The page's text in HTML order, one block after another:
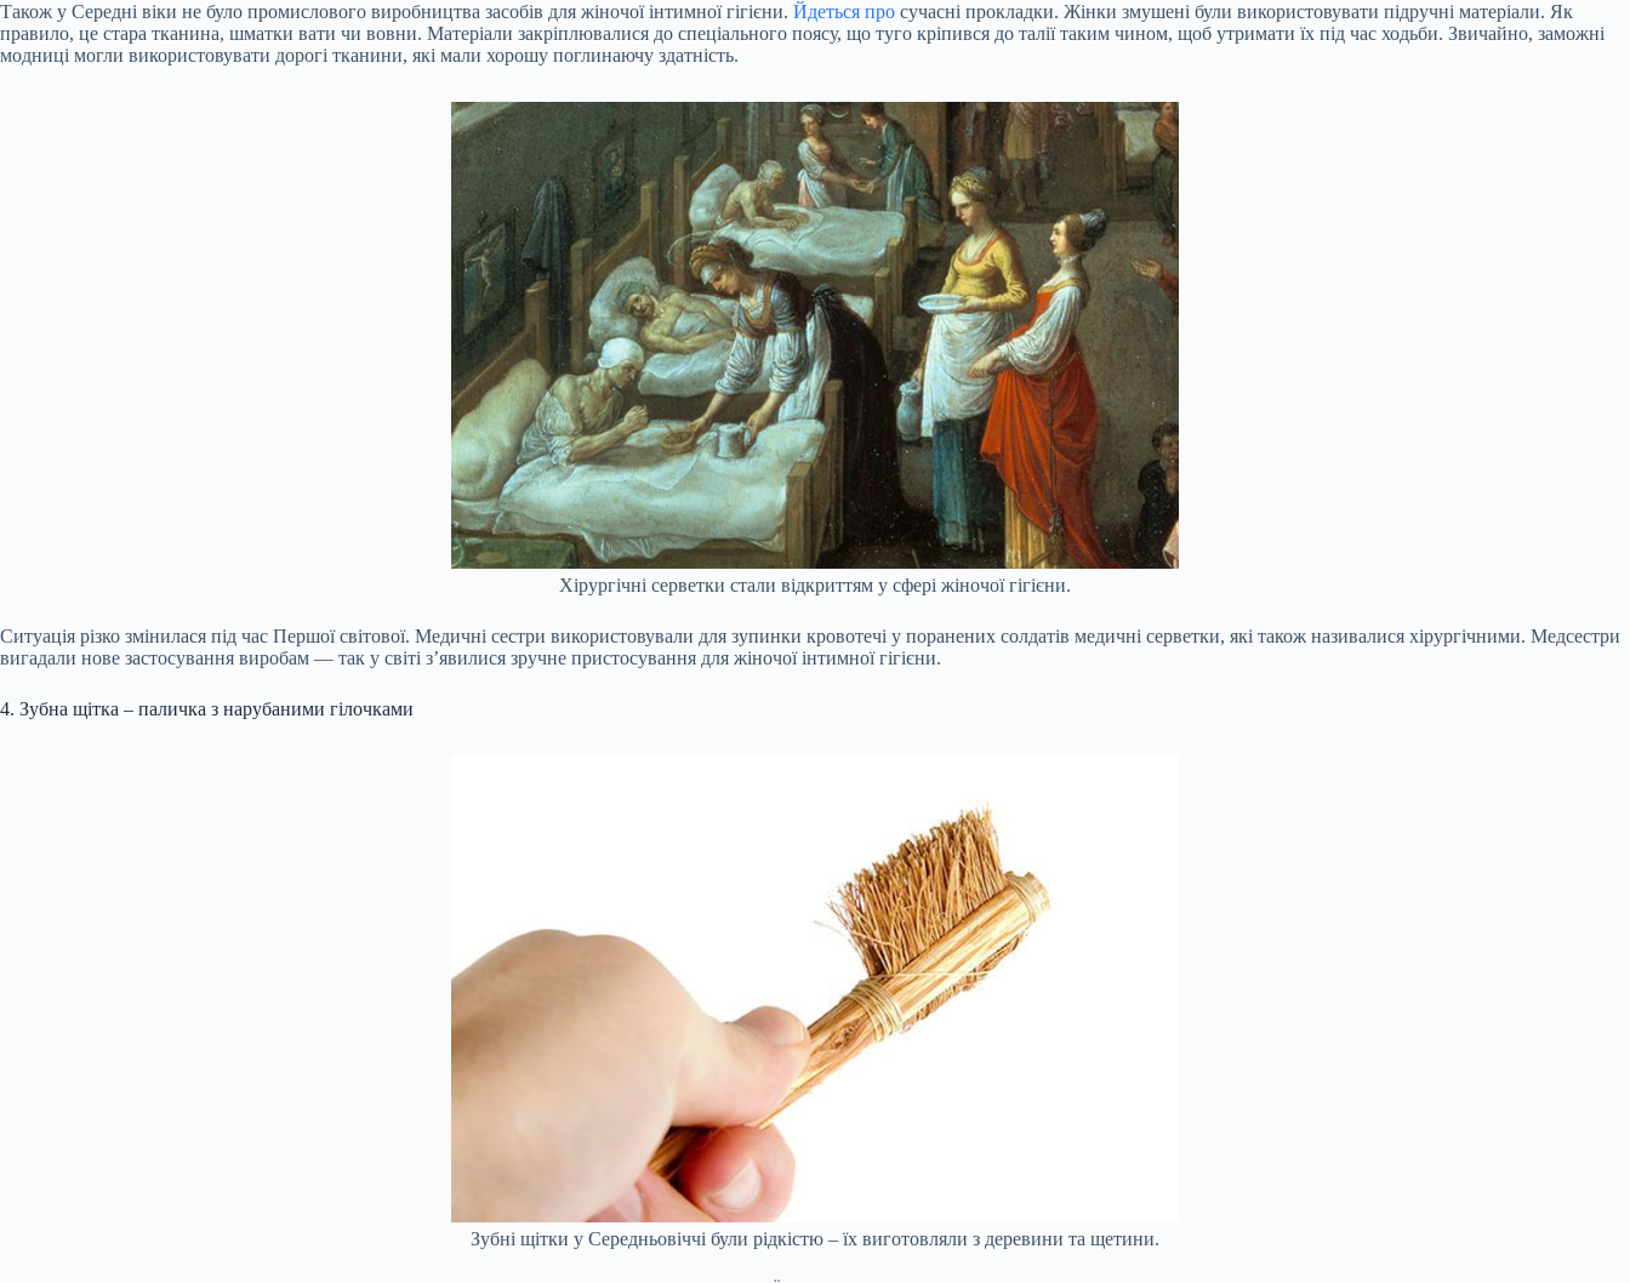
Також у Середні віки не було промислового виробництва засобів для жіночої інтимної гігієни. Йдеться про сучасні прокладки. Жінки змушені були використовувати підручні матеріали. Як
правило, це стара тканина, шматки вати чи вовни. Матеріали закріплювалися до спеціального поясу, що туго кріпився до талії таким чином, щоб утримати їх під час ходьби. Звичайно, заможні
модниці могли використовувати дорогі тканини, які мали хорошу поглинаючу здатність.
Хірургічні серветки стали відкриттям у сфері жіночої гігієни.
Ситуація різко змінилася під час Першої світової. Медичні сестри використовували для зупинки кровотечі у поранених солдатів медичні серветки, які також називалися хірургічними. Медсестри
вигадали нове застосування виробам — так у світі з’явилися зручне пристосування для жіночої інтимної гігієни.
4. Зубна щітка – паличка з нарубаними гілочками
Зубні щітки у Середньовіччі були рідкістю – їх виготовляли з деревини та щетини.